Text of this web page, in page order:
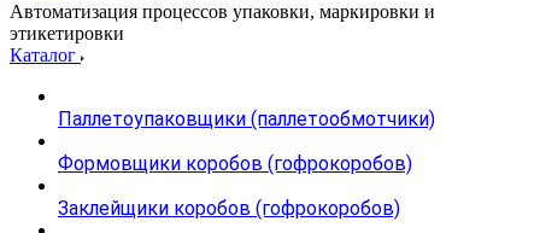
Автоматизация процессов упаковки, маркировки и
этикетировки
Каталог
Паллетоупаковщики (паллетообмотчики)
Формовщики коробов (гофрокоробов)
Заклейщики коробов (гофрокоробов)